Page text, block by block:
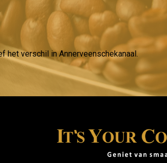
het verschil in Annerveenschekanaal.